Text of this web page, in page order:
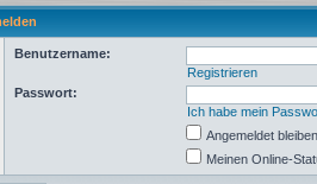
Benutzername:
Registrieren
Passwort:
Ich habe mein
Angemeldet bleiben
Meinen Online-